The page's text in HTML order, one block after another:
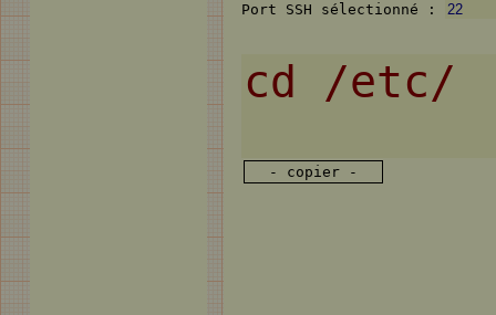
Port SSH sélectionné :
- copier -